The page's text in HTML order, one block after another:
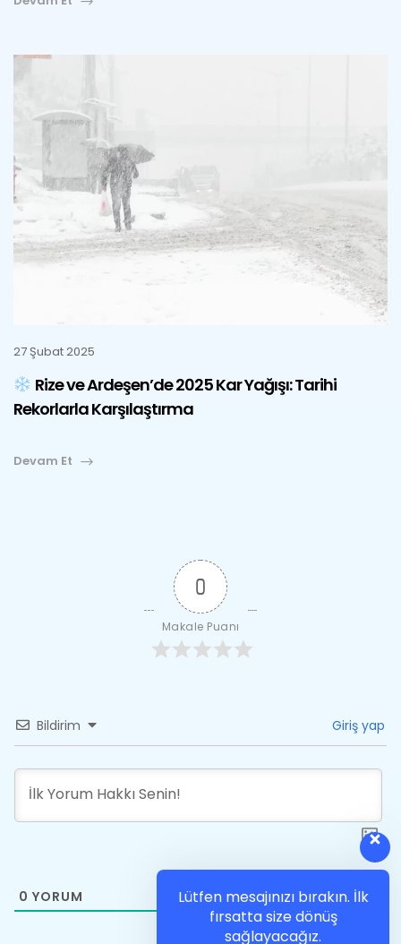
27 Şubat 2025
Rize ve Ardeşen’de 2025 Kar Yağışı: Tarihi
Rekorlarla Karşılaştırma
Devam Et
0
Makale Puanı
Bildirim Giriş yap
0 YORUM
Lütfen mesajınızı bırakın. İlk
fırsatta size dönüş
sağlayacağız.